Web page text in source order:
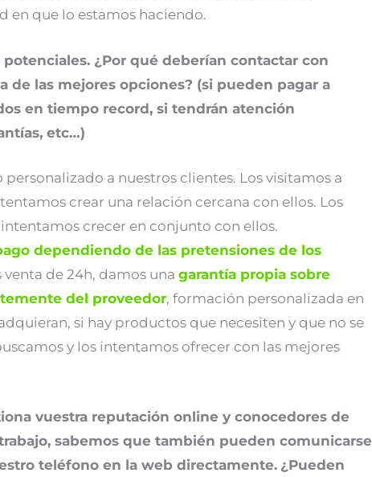
en que lo estamos haciendo.
¿Por qué deberían contactar con
de las mejores opciones? (si pueden pagar a
en tiempo record, si tendrán atención
etc…)
a nuestros clientes. Los visitamos a
crear una relación cercana con ellos. Los
crecer en conjunto con ellos.
dependiendo de las pretensiones de los
de 24h, damos una garantía propia sobre
del proveedor, formación personalizada en
si hay productos que necesiten y que no se
y los intentamos ofrecer con las mejores
vuestra reputación online y conocedores de
sabemos que también pueden comunicarse
teléfono en la web directamente. ¿Pueden